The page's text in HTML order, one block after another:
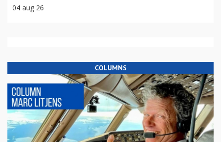
04 aug 26
COLUMNS